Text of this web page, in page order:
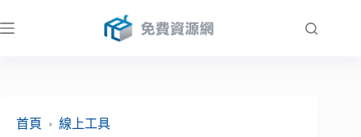
至
首頁
› 線上工具